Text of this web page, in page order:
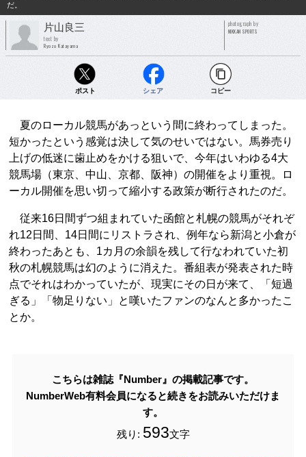
だ。
片山良三
text by
Ryozo Katayama
photograph by
NIKKAN SPORTS
ポスト シェア コピー
夏のローカル競馬があっという間に終わってしまった。
短かったという感覚は決して気のせいではない。馬券売り
上げの低迷に歯止めをかける狙いで、今年はいわゆる4大
競馬場（東京、中山、京都、阪神）の開催をより重視。ロ
ーカル開催を思い切って縮小する政策が断行されたのだ。
従来16日間ずつ組まれていた函館と札幌の競馬がそれぞ
れ12日間、14日間にリストラされ、例年なら新潟と小倉が
終わったあとも、1カ月の余韻を残して行なわれていた初
秋の札幌競馬は幻のように消えた。番組表が発表された時
点でそれはわかっていたが、現実にその日が来て、「短過
ぎる」「物足りない」と嘆いたファンのなんと多かったこ
とか。
こちらは雑誌『Number』の掲載記事です。
NumberWeb有料会員になると続きをお読みいただけま
す。
残り: 593文字